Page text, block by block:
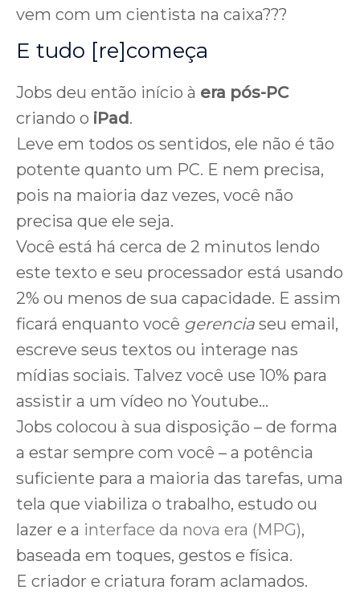
vem com um cientista na caixa???
E tudo [re]começa
Jobs deu então início à era pós-PC
criando o iPad.
Leve em todos os sentidos, ele não é tão
potente quanto um PC. E nem precisa,
pois na maioria daz vezes, você não
precisa que ele seja.
Você está há cerca de 2 minutos lendo
este texto e seu processador está usando
2% ou menos de sua capacidade. E assim
ficará enquanto você gerencia seu email,
escreve seus textos ou interage nas
mídias sociais. Talvez você use 10% para
assistir a um vídeo no Youtube…
Jobs colocou à sua disposição – de forma
a estar sempre com você – a potência
suficiente para a maioria das tarefas, uma
tela que viabiliza o trabalho, estudo ou
lazer e a interface da nova era (MPG),
baseada em toques, gestos e física.
E criador e criatura foram aclamados.